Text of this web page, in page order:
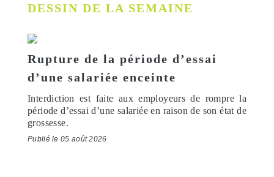
DESSIN DE LA SEMAINE
Rupture de la période d’essai
d’une salariée enceinte
Interdiction est faite aux employeurs de rompre la
période d’essai d’une salariée en raison de son état de
grossesse.
Publié le 05 août 2026